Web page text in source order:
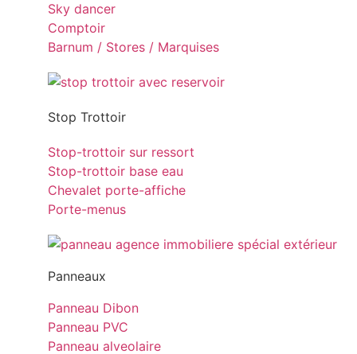
Sky dancer
Comptoir
Barnum / Stores / Marquises
Stop Trottoir
Stop-trottoir sur ressort
Stop-trottoir base eau
Chevalet porte-affiche
Porte-menus
Panneaux
Panneau Dibon
Panneau PVC
Panneau alveolaire